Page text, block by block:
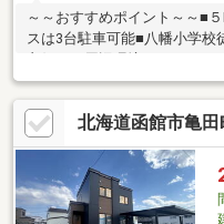
～～おすすめポイント～～■
スは3台駐車可能■八幡小学校
分■生鮮げんき市場・・・5
在居住中のため、見学を希望
▼▼ 打ち合わせ・見学プ
探し始めの方向け＞しっかり
(0.5h~) 詳しくは物件詳細
さい。
北海道函館市亀